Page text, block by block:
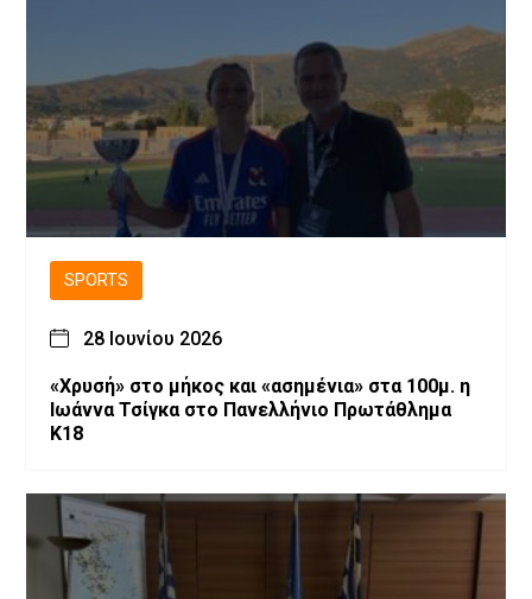
SPORTS
28 Ιουνίου 2026
«Χρυσή» στο μήκος και «ασημένια» στα 100μ. η
Ιωάννα Τσίγκα στο Πανελλήνιο Πρωτάθλημα
Κ18